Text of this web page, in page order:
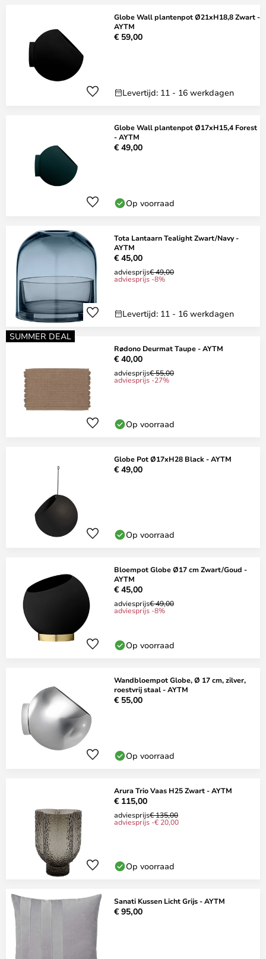
Globe Wall plantenpot Ø21xH18,8 Zwart -
AYTM
€ 59,00
Levertijd: 11 - 16 werkdagen
Globe Wall plantenpot Ø17xH15,4 Forest
- AYTM
€ 49,00
Op voorraad
Tota Lantaarn Tealight Zwart/Navy -
AYTM
€ 45,00
adviesprijs€ 49,00
adviesprijs -8%
Levertijd: 11 - 16 werkdagen
SUMMER DEAL
Rødono Deurmat Taupe - AYTM
€ 40,00
adviesprijs€ 55,00
adviesprijs -27%
Op voorraad
Globe Pot Ø17xH28 Black - AYTM
€ 49,00
Op voorraad
Bloempot Globe Ø17 cm Zwart/Goud -
AYTM
€ 45,00
adviesprijs€ 49,00
adviesprijs -8%
Op voorraad
Wandbloempot Globe, Ø 17 cm, zilver,
roestvrij staal - AYTM
€ 55,00
Op voorraad
Arura Trio Vaas H25 Zwart - AYTM
€ 115,00
adviesprijs€ 135,00
adviesprijs -€ 20,00
Op voorraad
Sanati Kussen Licht Grijs - AYTM
€ 95,00